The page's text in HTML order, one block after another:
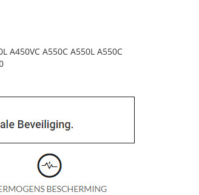
A450VC A550C A550L A550C